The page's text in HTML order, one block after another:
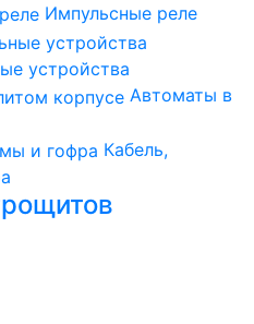
Импульсные реле
устройства
Автоматы в
Кабель,